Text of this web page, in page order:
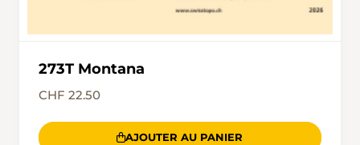
273T Montana
CHF 22.50
AJOUTER AU PANIER